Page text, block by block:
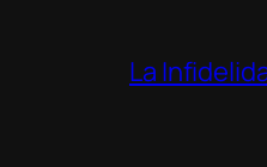
La